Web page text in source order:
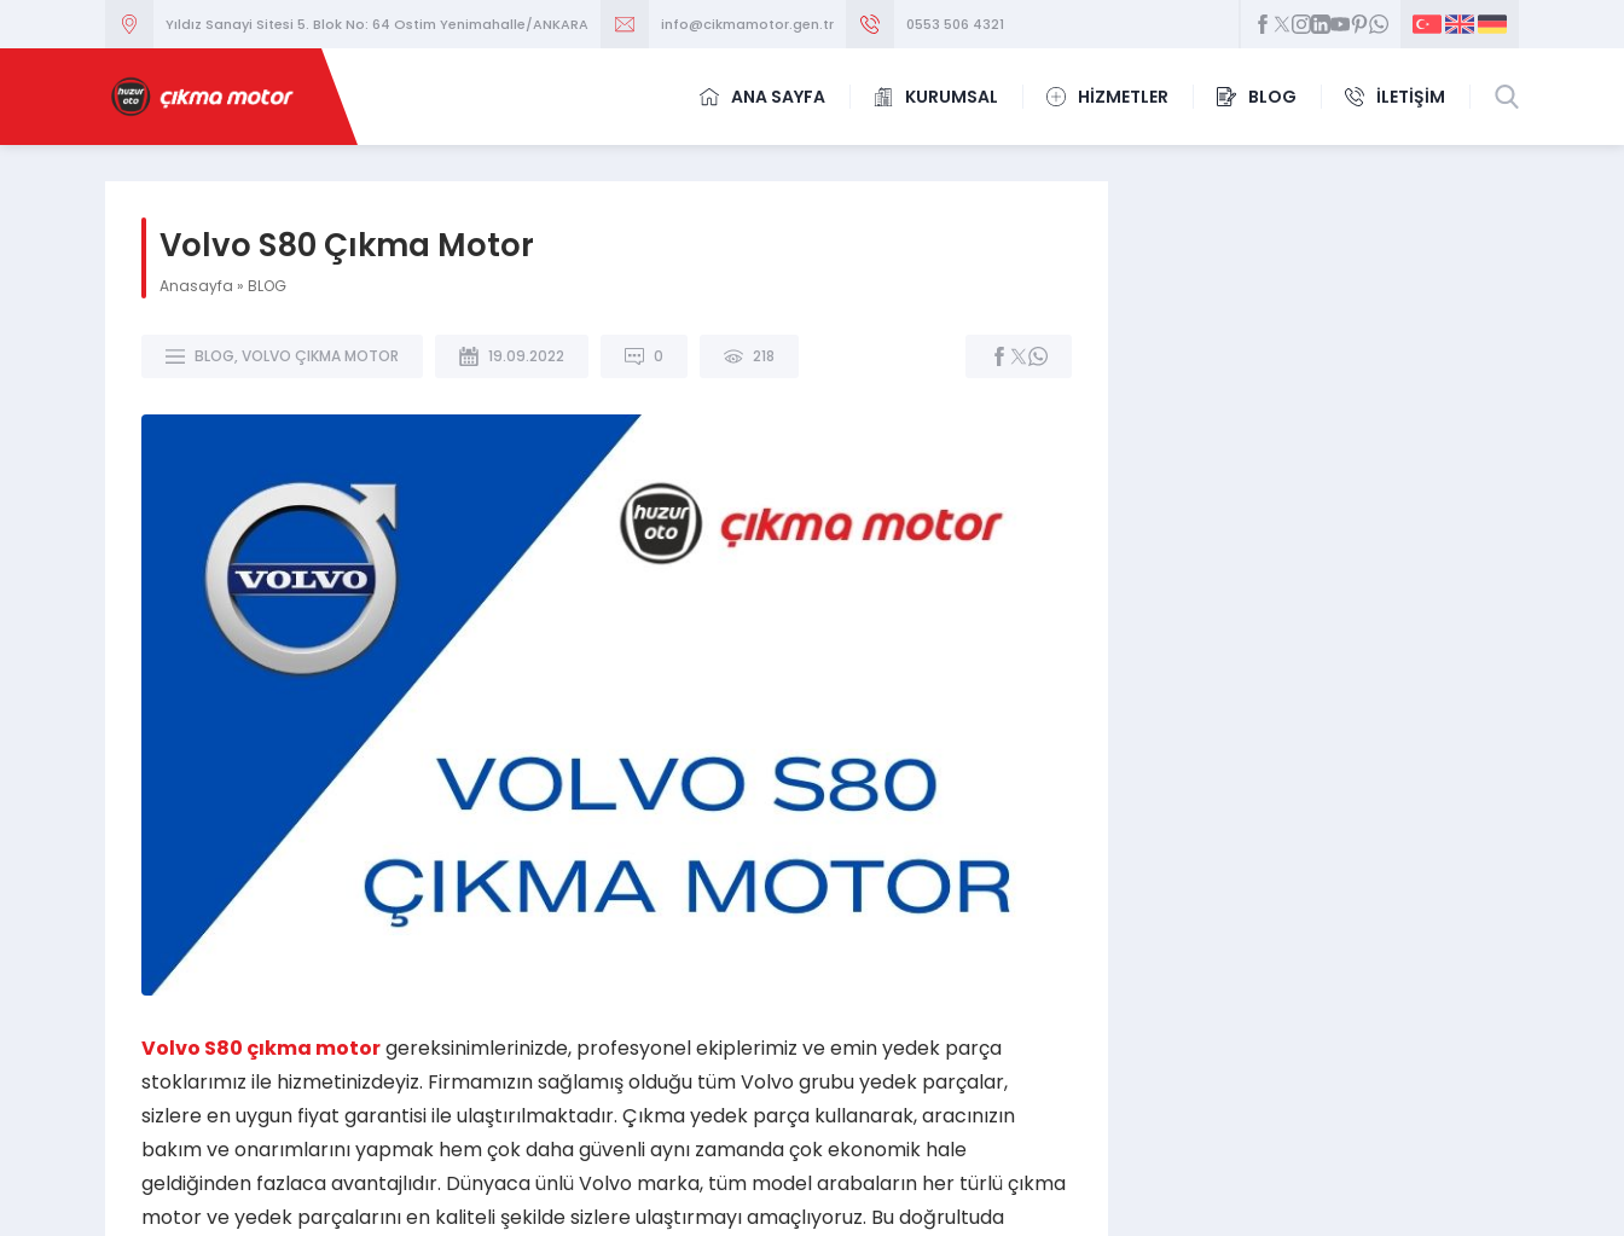
Yıldız Sanayi Sitesi 5. Blok No: 64 Ostim Yenimahalle/ANKARA info@cikmamotor.gen.tr 0553 506 4321
ANA SAYFA KURUMSAL HİZMETLER BLOG İLETİŞİM
Volvo S80 Çıkma Motor
Anasayfa » BLOG
BLOG, VOLVO ÇIKMA MOTOR 19.09.2022 0 218
Volvo S80 çıkma motorgereksinimlerinizde, profesyonel ekiplerimiz ve emin yedek parça
stoklarımız ile hizmetinizdeyiz. Firmamızın sağlamış olduğu tüm Volvo grubu yedek parçalar,
sizlere en uygun fiyat garantisi ile ulaştırılmaktadır. Çıkma yedek parça kullanarak, aracınızın
bakım ve onarımlarını yapmak hem çok daha güvenli aynı zamanda çok ekonomik hale
geldiğinden fazlaca avantajlıdır. Dünyaca ünlü Volvo marka, tüm model arabaların her türlü çıkma
motor ve yedek parçalarını en kaliteli şekilde sizlere ulaştırmayı amaçlıyoruz. Bu doğrultuda